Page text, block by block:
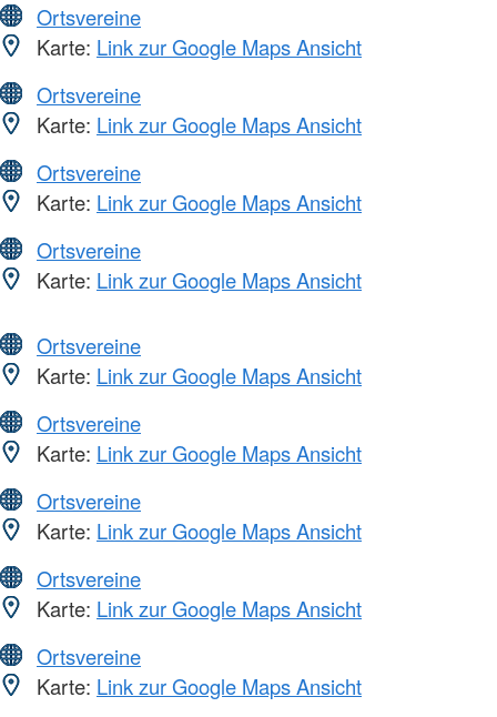
Ortsvereine
Karte: Link zur Google Maps Ansicht
Ortsvereine
Karte: Link zur Google Maps Ansicht
Ortsvereine
Karte: Link zur Google Maps Ansicht
Ortsvereine
Karte: Link zur Google Maps Ansicht
Ortsvereine
Karte: Link zur Google Maps Ansicht
Ortsvereine
Karte: Link zur Google Maps Ansicht
Ortsvereine
Karte: Link zur Google Maps Ansicht
Ortsvereine
Karte: Link zur Google Maps Ansicht
Ortsvereine
Karte: Link zur Google Maps Ansicht